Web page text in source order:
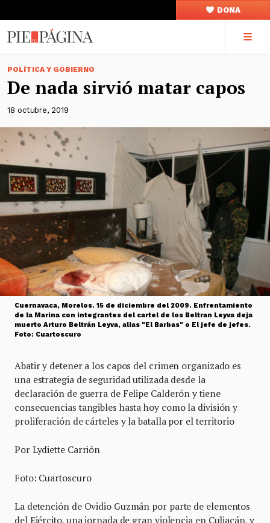
DONA
POLÍTICA Y GOBIERNO
De nada sirvió matar capos
18 octubre, 2019
Cuernavaca, Morelos. 15 de diciembre del 2009. Enfrentamiento
de la Marina con integrantes del cartel de los Beltran Leyva deja
muerto Arturo Beltrán Leyva, alias "El Barbas" o El jefe de jefes.
Foto: Cuartoscuro
Abatir y detener a los capos del crimen organizado es
una estrategia de seguridad utilizada desde la
declaración de guerra de Felipe Calderón y tiene
consecuencias tangibles hasta hoy como la división y
proliferación de cárteles y la batalla por el territorio
Por Lydiette Carrión
Foto: Cuartoscuro
La detención de Ovidio Guzmán por parte de elementos
del Ejército, una jornada de gran violencia en Culiacán, y